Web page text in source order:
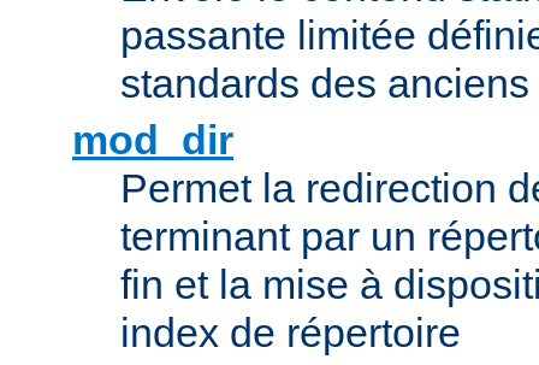
passante limitée
standards des
mod_dir
Permet la redirection
terminant par un
fin et la mise à
index de répertoire